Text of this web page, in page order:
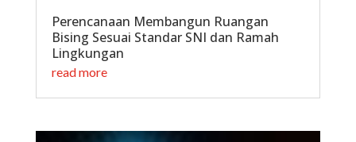
Perencanaan Membangun Ruangan
Bising Sesuai Standar SNI dan Ramah
Lingkungan
read more